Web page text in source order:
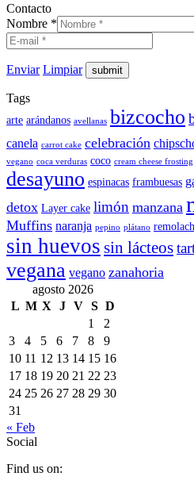
Contacto
Nombre *
Enviar Limpiar
Tags
arte arándanos avellanas bizcocho
canela carrot cake celebración
vegano coca verduras coco cream cheese frosting
desayuno espinacas frambuesas
detox Layer cake limón manzana
Muffins naranja pepino plátano
sin huevos sin lácteos
vegana vegano zanahoria
agosto 2026
L M X J V S D
1
2
3
4 5 6 7 8
9
10 11 12 13 14 15 16
17 18 19 20 21 22 23
24 25 26 27 28 29 30
31
« Feb
Social
Find us on: